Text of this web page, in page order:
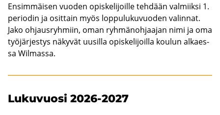
En­sim­mäi­sen vuo­den opis­ke­li­joil­le teh­dään val­miik­si 1.
pe­rio­din ja osit­tain myös lop­pu­lu­ku­vuo­den va­lin­nat.
Jako oh­jaus­ryh­miin, oman ryh­mä­noh­jaa­jan nimi ja oma
työ­jär­jes­tys nä­ky­vät uusil­la opis­ke­li­joil­la kou­lun al­kaes­
sa Wilmassa.
Lu­ku­vuo­si 2026-2027